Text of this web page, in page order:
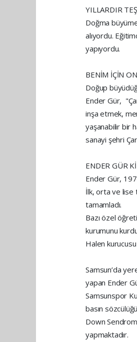
YILLARDIR
Doğma
alıyordu.
yapıyordu.
BENİM İÇİN
Doğup
Ender Gür,
inşa etmek,
yaşanabilir bir
sanayi şehri
ENDER GÜR
Ender Gür,
İlk, orta ve lise
tamamladı.
Bazı özel
kurumunu
Halen
Samsun’da
yapan Ender
Samsunspor
basın
Down
yapmaktadır.